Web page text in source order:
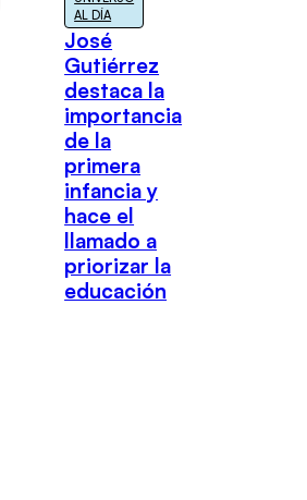
AL DÍA
José
Gutiérrez
destaca la
importancia
de la
primera
infancia y
hace el
llamado a
priorizar la
educación